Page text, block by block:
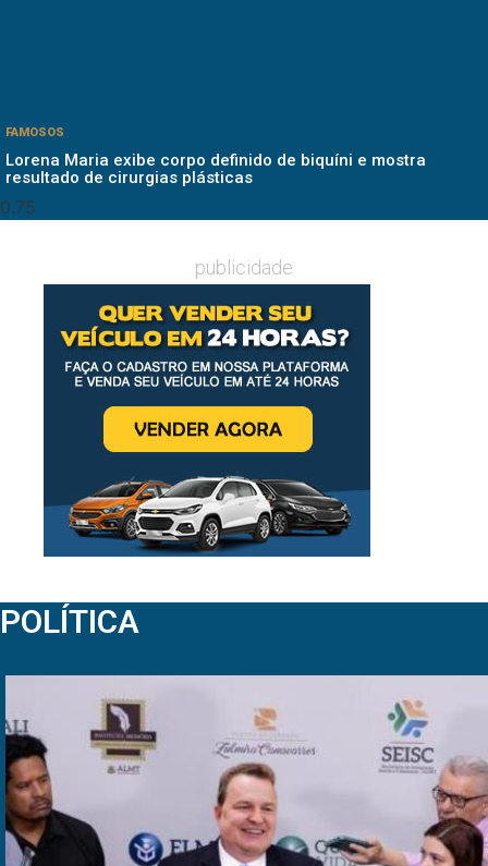
FAMOSOS
Lorena Maria exibe corpo definido de biquíni e mostra
resultado de cirurgias plásticas
publicidade
POLÍTICA